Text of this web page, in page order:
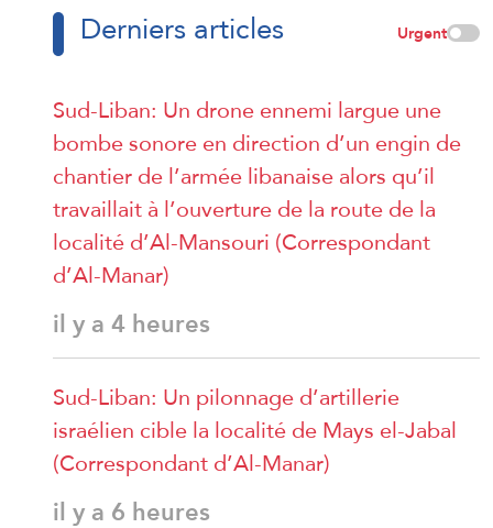
Derniers articles Urgent
Sud-Liban: Un drone ennemi largue une
bombe sonore en direction d’un engin de
chantier de l’armée libanaise alors qu’il
travaillait à l’ouverture de la route de la
localité d’Al-Mansouri (Correspondant
d’Al-Manar)
il y a 4 heures
Sud-Liban: Un pilonnage d’artillerie
israélien cible la localité de Mays el-Jabal
(Correspondant d’Al-Manar)
il y a 6 heures